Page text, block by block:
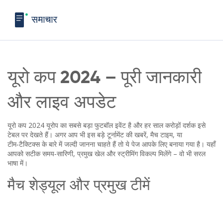
यूरो कप 2024 – पूरी जानकारी
और लाइव अपडेट
यूरो कप 2024 यूरोप का सबसे बड़ा फुटबॉल इवेंट है और हर साल करोड़ों दर्शक इसे
टेबल पर देखते हैं। अगर आप भी इस बड़े टूर्नामेंट की खबरें, मैच टाइम, या
टीम‑टैक्टिक्स के बारे में जल्दी जानना चाहते हैं तो ये पेज आपके लिए बनाया गया है। यहाँ
आपको सटीक समय‑सारिणी, प्रमुख खेल और स्ट्रीमिंग विकल्प मिलेंगे – वो भी सरल
भाषा में।
मैच शेड्यूल और प्रमुख टीमें